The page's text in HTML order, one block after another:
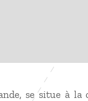
se situe à